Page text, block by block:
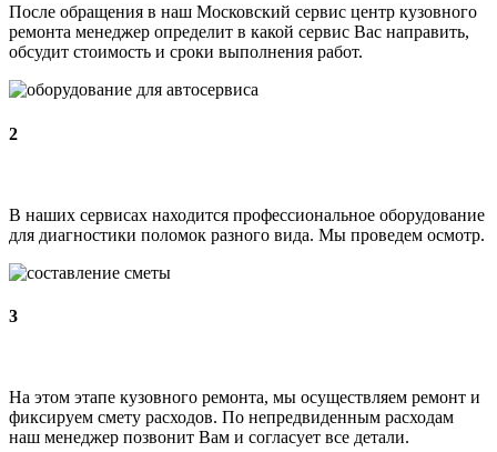
После обращения в наш Московский сервис центр кузовного
ремонта менеджер определит в какой сервис Вас направить,
обсудит стоимость и сроки выполнения работ.
2
В наших сервисах находится профессиональное оборудование
для диагностики поломок разного вида. Мы проведем осмотр.
3
На этом этапе кузовного ремонта, мы осуществляем ремонт и
фиксируем смету расходов. По непредвиденным расходам
наш менеджер позвонит Вам и согласует все детали.